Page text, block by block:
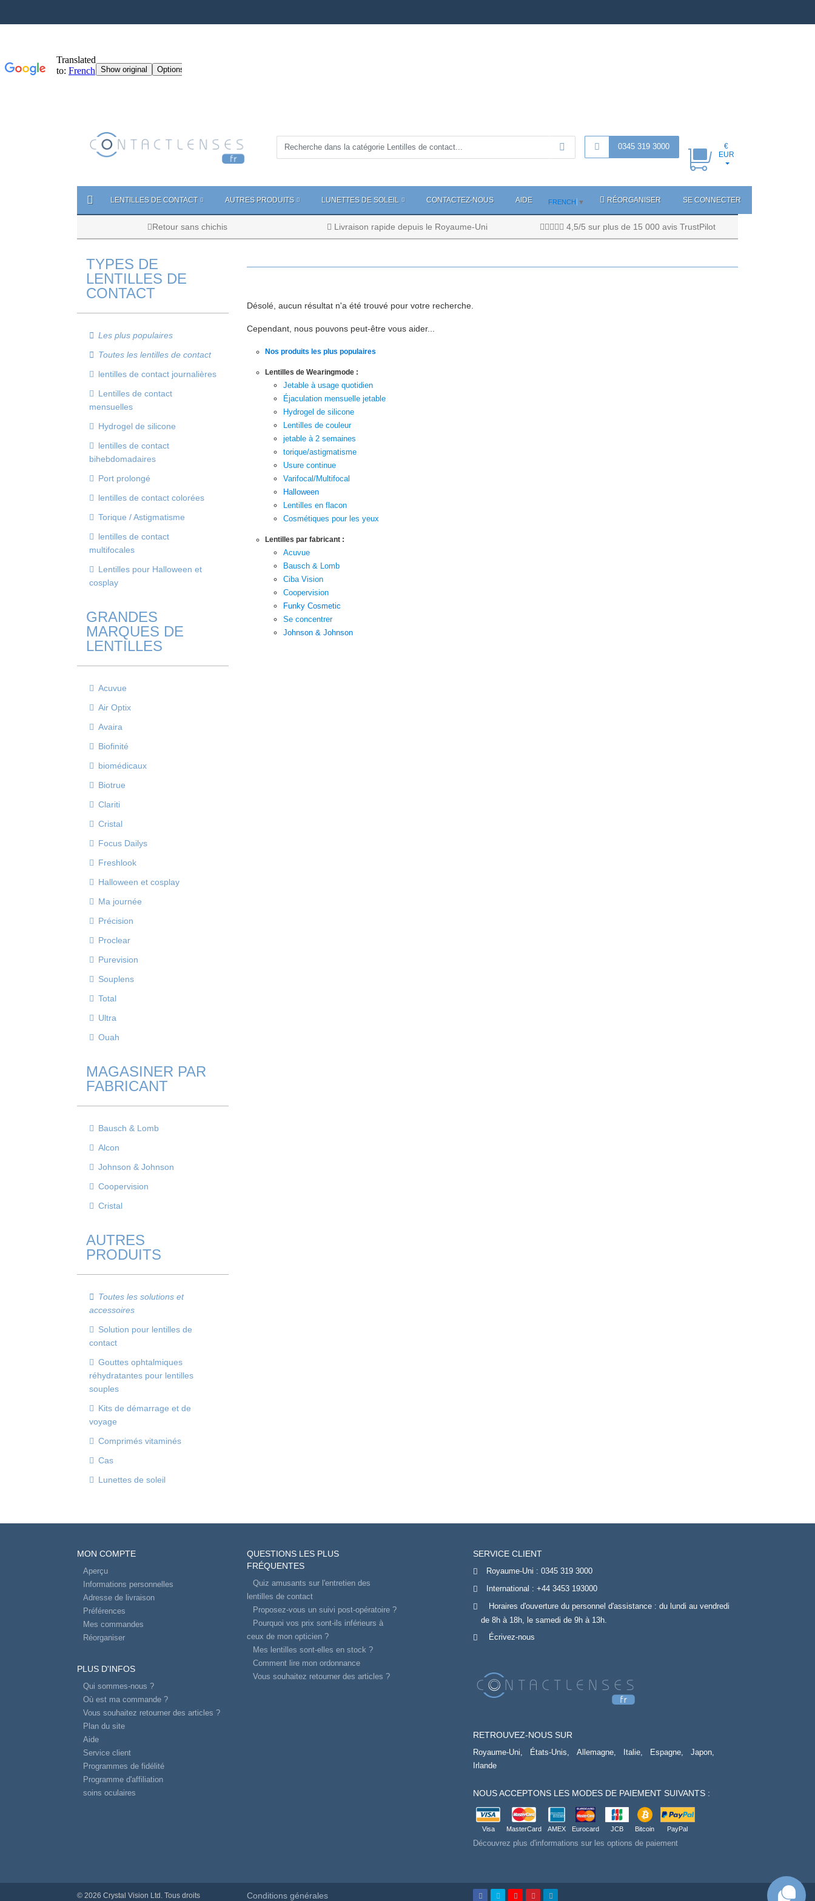
0345 319 3000
€
EUR
LENTILLES DE CONTACT AUTRES PRODUITS LUNETTES DE SOLEIL CONTACTEZ-NOUS AIDE FRENCH ▼ RÉORGANISER SE CONNECTER
Retour sans chichis Livraison rapide depuis le Royaume-Uni 4,5/5 sur plus de 15 000 avis TrustPilot
TYPES DE
LENTILLES DE
CONTACT
Les plus populaires
Toutes les lentilles de contact
lentilles de contact journalières
Lentilles de contact
mensuelles
Hydrogel de silicone
lentilles de contact
bihebdomadaires
Port prolongé
lentilles de contact colorées
Torique / Astigmatisme
lentilles de contact
multifocales
Lentilles pour Halloween et
cosplay
GRANDES
MARQUES DE
LENTILLES
Acuvue
Air Optix
Avaira
Biofinité
biomédicaux
Biotrue
Clariti
Cristal
Focus Dailys
Freshlook
Halloween et cosplay
Ma journée
Précision
Proclear
Purevision
Souplens
Total
Ultra
Ouah
MAGASINER PAR
FABRICANT
Bausch & Lomb
Alcon
Johnson & Johnson
Coopervision
Cristal
AUTRES
PRODUITS
Toutes les solutions et
accessoires
Solution pour lentilles de
contact
Gouttes ophtalmiques
réhydratantes pour lentilles
souples
Kits de démarrage et de
voyage
Comprimés vitaminés
Cas
Lunettes de soleil
Désolé, aucun résultat n'a été trouvé pour votre recherche.
Cependant, nous pouvons peut-être vous aider...
Nos produits les plus populaires
Lentilles de Wearingmode :
Jetable à usage quotidien
Éjaculation mensuelle jetable
Hydrogel de silicone
Lentilles de couleur
jetable à 2 semaines
torique/astigmatisme
Usure continue
Varifocal/Multifocal
Halloween
Lentilles en flacon
Cosmétiques pour les yeux
Lentilles par fabricant :
Acuvue
Bausch & Lomb
Ciba Vision
Coopervision
Funky Cosmetic
Se concentrer
Johnson & Johnson
MON COMPTE
Aperçu
Informations personnelles
Adresse de livraison
Préférences
Mes commandes
Réorganiser
PLUS D'INFOS
Qui sommes-nous ?
Où est ma commande ?
Vous souhaitez retourner des articles ?
Plan du site
Aide
Service client
Programmes de fidélité
Programme d'affiliation
soins oculaires
QUESTIONS LES PLUS
FRÉQUENTES
Quiz amusants sur l'entretien des
lentilles de contact
Proposez-vous un suivi post-opératoire ?
Pourquoi vos prix sont-ils inférieurs à
ceux de mon opticien ?
Mes lentilles sont-elles en stock ?
Comment lire mon ordonnance
Vous souhaitez retourner des articles ?
SERVICE CLIENT
Royaume-Uni :0345 319 3000
International :+44 3453 193000
Horaires d'ouverture du personnel d'assistance : du lundi au vendredi
de 8h à 18h, le samedi de 9h à 13h.
Écrivez-nous
RETROUVEZ-NOUS SUR
Royaume-Uni, États-Unis, Allemagne, Italie, Espagne,
Japon,
Irlande
NOUS ACCEPTONS LES MODES DE PAIEMENT SUIVANTS :
Visa MasterCard AMEX Eurocard JCB Bitcoin PayPal
Découvrez plus d'informations sur les options de paiement
© 2026 Crystal Vision Ltd. Tous droits Conditions générales